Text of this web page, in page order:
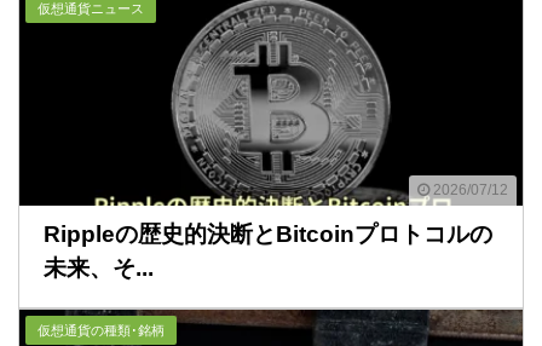
2026/07/12
仮想通貨ニュース
Rippleの歴史的決断とBitcoinプロトコルの
未来、そ...
仮想通貨の種類･銘柄